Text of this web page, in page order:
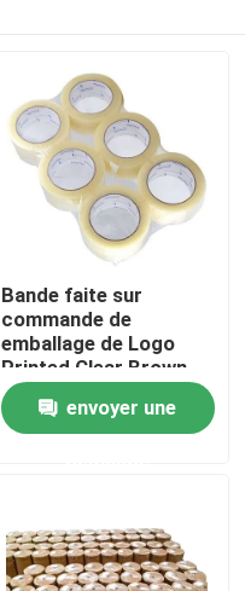
Bande faite sur
commande de
emballage de Logo
Printed Clear Brown
BOPP de bande du
cachetage BOPP de
carton
envoyer une